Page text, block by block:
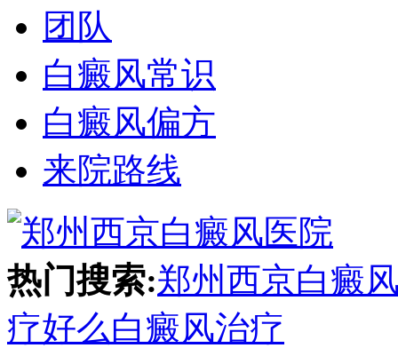
团队
白癜风常识
白癜风偏方
来院路线
热门搜索:郑州西京白癜
疗好么白癜风治疗